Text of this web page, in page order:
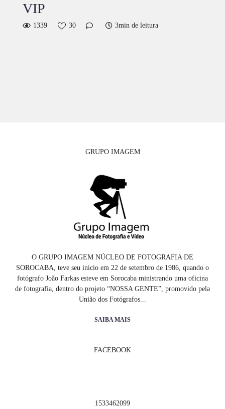
VIP
1339 30 3min de leitura
GRUPO IMAGEM
O GRUPO IMAGEM NÚCLEO DE FOTOGRAFIA DE
SOROCABA, teve seu inicio em 22 de setembro de 1986, quando o
fotógrafo João Farkas esteve em Sorocaba ministrando uma oficina
de fotografia, dentro do projeto “NOSSA GENTE”, promovido pela
União dos Fotógrafos...
SAIBA MAIS
FACEBOOK
1533462099